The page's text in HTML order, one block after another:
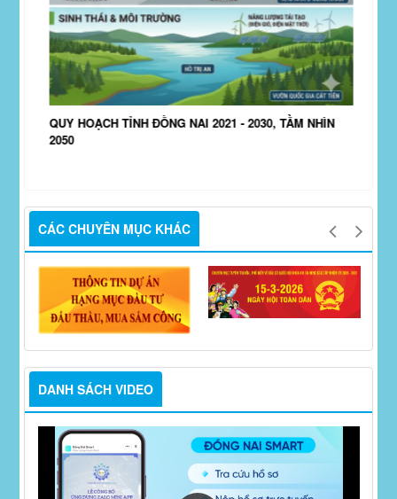
QUY HOẠCH TỈNH ĐỒNG NAI 2021 - 2030, TẦM NHÌN
2050
CÁC CHUYÊN MỤC KHÁC
DANH SÁCH VIDEO